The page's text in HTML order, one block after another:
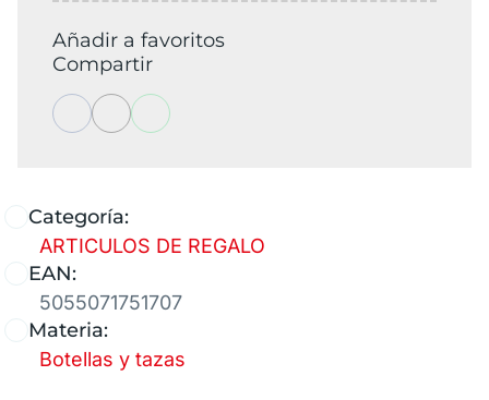
Categoría:
ARTICULOS DE REGALO
EAN:
5055071751707
Materia:
Botellas y tazas
Añadir a favoritos
Compartir